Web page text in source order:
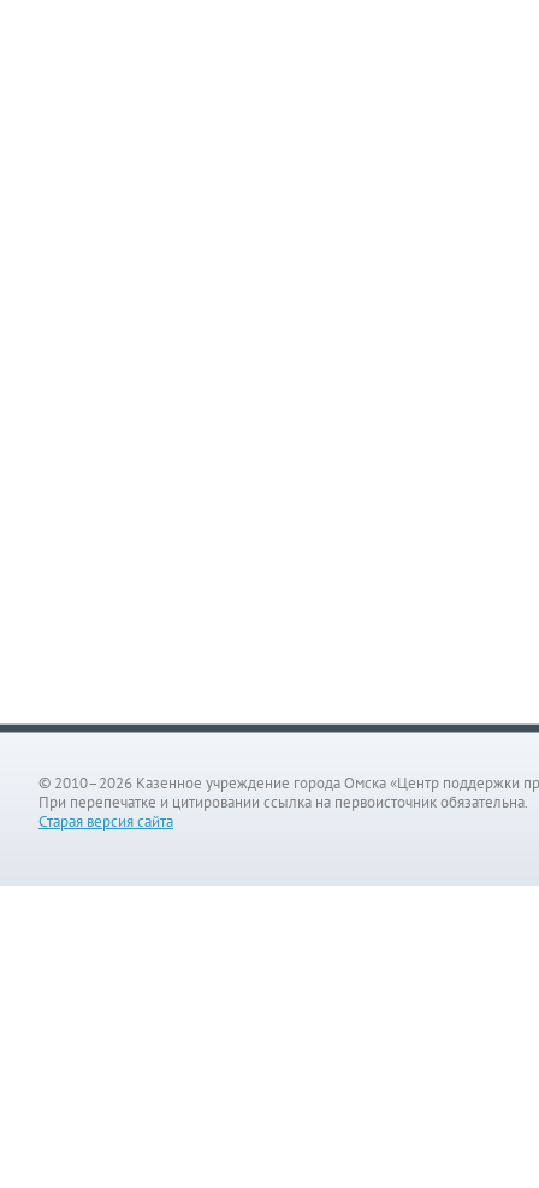
© 2010–2026 Казенное учреждение города Омска «Центр поддержки
При перепечатке и цитировании ссылка на первоисточник обязательна.
Старая версия сайта